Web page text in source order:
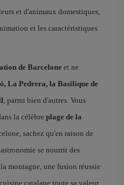
et d'animaux domestiques,
et les caractéristiques
de Barcelone et ne
La Pedrera, la Basilique de
, parmi bien d'autres. Vous
la célèbre plage de la
sachez qu'en raison de
se nourrit des
montagne, une fusion réussie
catalane toute sa valeur